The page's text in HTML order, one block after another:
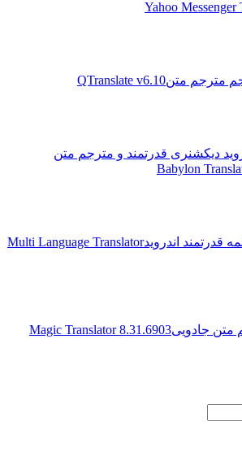
Yahoo
متن QTranslate v6.10
دیکشنری قدرتمند و مترجم متن
Babylon
اندرویدMulti Language Translator
جادوییMagic Translator 8.31.6903